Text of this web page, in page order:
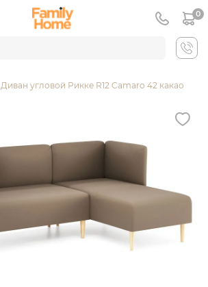
0
Диван угловой Рикке R12 Camaro 42 какао